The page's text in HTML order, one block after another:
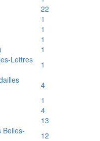
22
1
1
1
1
Lettres
1
4
1
4
13
Belles-
12